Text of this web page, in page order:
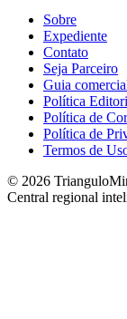
Sobre
Expediente
Contato
Seja Parceiro
Guia
Política
Política de
Política de
Termos de
© 2026
Central regional